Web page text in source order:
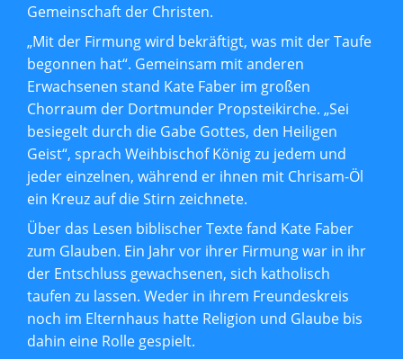
Gemeinschaft der Christen.
„Mit der Firmung wird bekräftigt, was mit der Taufe
begonnen hat“. Gemeinsam mit anderen
Erwachsenen stand Kate Faber im großen
Chorraum der Dortmunder Propsteikirche. „Sei
besiegelt durch die Gabe Gottes, den Heiligen
Geist“, sprach Weihbischof König zu jedem und
jeder einzelnen, während er ihnen mit Chrisam-Öl
ein Kreuz auf die Stirn zeichnete.
Über das Lesen biblischer Texte fand Kate Faber
zum Glauben. Ein Jahr vor ihrer Firmung war in ihr
der Entschluss gewachsenen, sich katholisch
taufen zu lassen. Weder in ihrem Freundeskreis
noch im Elternhaus hatte Religion und Glaube bis
dahin eine Rolle gespielt.